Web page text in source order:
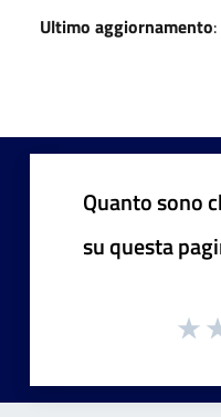
Ultimo aggiornamento
Quanto sono
su questa